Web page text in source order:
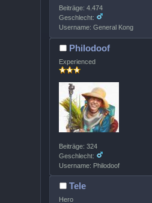
Beiträge: 4.474
Geschlecht:
Username: General Kong
Philodoof
Experienced
Beiträge: 324
Geschlecht:
Username: Philodoof
Tele
Hero